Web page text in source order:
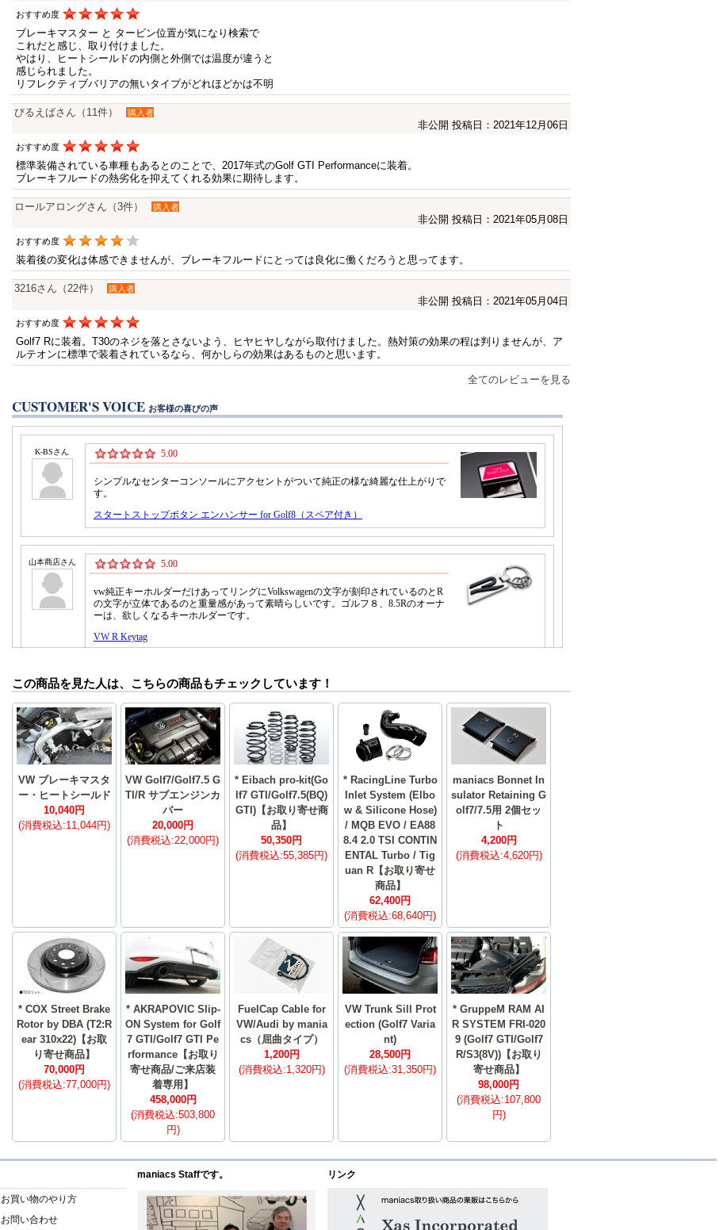
おすすめ度
ブレーキマスター と タービン位置が気になり検索で
これだと感じ、取り付けました。
やはり、ヒートシールドの内側と外側では温度が違うと
感じられました。
リフレクティブバリアの無いタイプがどれほどかは不明
びるえばさん（11件） 購入者
非公開 投稿日：2021年12月06日
おすすめ度
標準装備されている車種もあるとのことで、2017年式のGolf GTI Performanceに装着。
ブレーキフルードの熱劣化を抑えてくれる効果に期待します。
ロールアロングさん（3件） 購入者
非公開 投稿日：2021年05月08日
おすすめ度
装着後の変化は体感できませんが、ブレーキフルードにとっては良化に働くだろうと思ってます。
3216さん（22件） 購入者
非公開 投稿日：2021年05月04日
おすすめ度
Golf7 Rに装着。T30のネジを落とさないよう、ヒヤヒヤしながら取付けました。熱対策の効果の程は判りませんが、ア
ルテオンに標準で装着されているなら、何かしらの効果はあるものと思います。
全てのレビューを見る
CUSTOMER'S VOICE お客様の喜びの声
この商品を見た人は、こちらの商品もチェックしています！
VW ブレーキマスタ
ー・ヒートシールド
10,040円
(消費税込:11,044円)
VW Golf7/Golf7.5 G
TI/R サブエンジンカ
バー
20,000円
(消費税込:22,000円)
* Eibach pro-kit(Go
lf7 GTI/Golf7.5(BQ)
GTI)【お取り寄せ商
品】
50,350円
(消費税込:55,385円)
* RacingLine Turbo
Inlet System (Elbo
w & Silicone Hose)
/ MQB EVO / EA88
8.4 2.0 TSI CONTIN
ENTAL Turbo / Tig
uan R【お取り寄せ
商品】
62,400円
(消費税込:68,640円)
maniacs Bonnet In
sulator Retaining G
olf7/7.5用 2個セッ
ト
4,200円
(消費税込:4,620円)
* COX Street Brake
Rotor by DBA (T2:R
ear 310x22)【お取
り寄せ商品】
70,000円
(消費税込:77,000円)
* AKRAPOVIC Slip-
ON System for Golf
7 GTI/Golf7 GTI Pe
rformance【お取り
寄せ商品/ご来店装
着専用】
458,000円
(消費税込:503,800
円)
FuelCap Cable for
VW/Audi by mania
cs（屈曲タイプ）
1,200円
(消費税込:1,320円)
VW Trunk Sill Prot
ection (Golf7 Varia
nt)
28,500円
(消費税込:31,350円)
* GruppeM RAM AI
R SYSTEM FRI-020
9 (Golf7 GTI/Golf7
R/S3(8V))【お取り
寄せ商品】
98,000円
(消費税込:107,800
円)
お買い物のやり方
お問い合わせ
maniacs Staffです。 リンク